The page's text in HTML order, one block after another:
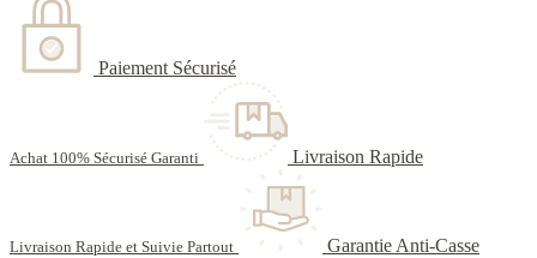
Paiement Sécurisé
Achat 100% Sécurisé Garanti Livraison Rapide
Livraison Rapide et Suivie Partout Garantie Anti-Casse